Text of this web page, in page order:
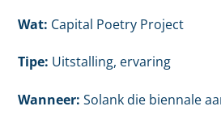
Wat: Capital Poetry Project
Tipe: Uitstalling, ervaring
Wanneer: Solank die biennale